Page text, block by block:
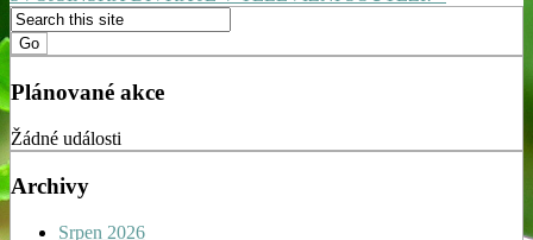
Plánované akce
Žádné události
Archivy
Srpen 2026